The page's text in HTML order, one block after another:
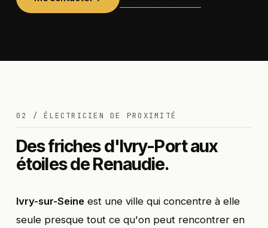
02 / ÉLECTRICIEN DE PROXIMITÉ
Des friches d'Ivry-Port aux
étoiles de Renaudie.
Ivry-sur-Seineest une ville qui concentre à elle
seule presque tout ce qu'on peut rencontrer en